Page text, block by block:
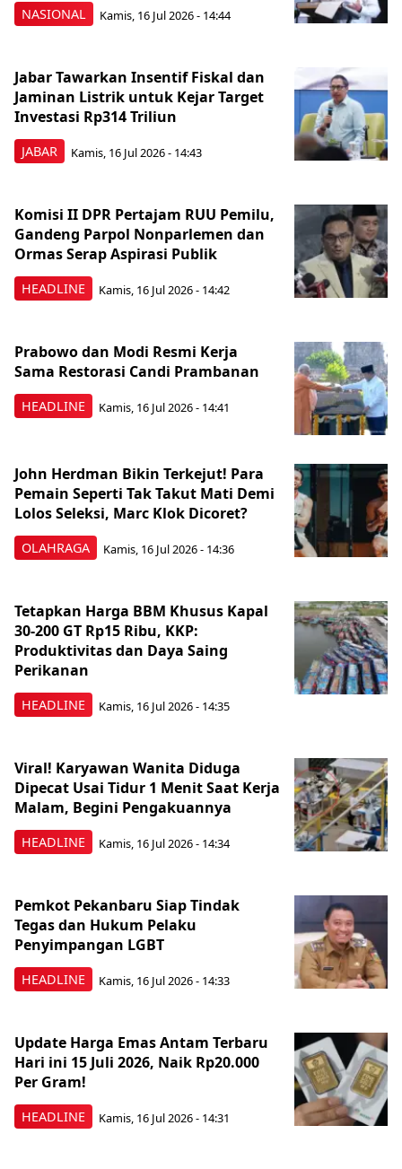
NASIONAL Kamis, 16 Jul 2026 - 14:44
JABAR
Jabar Tawarkan Insentif Fiskal dan
Jaminan Listrik untuk Kejar Target
Investasi Rp314 Triliun
Kamis, 16 Jul 2026 - 14:43
HEADLINE
Komisi II DPR Pertajam RUU Pemilu,
Gandeng Parpol Nonparlemen dan
Ormas Serap Aspirasi Publik
Kamis, 16 Jul 2026 - 14:42
HEADLINE
Prabowo dan Modi Resmi Kerja
Sama Restorasi Candi Prambanan
Kamis, 16 Jul 2026 - 14:41
OLAHRAGA
John Herdman Bikin Terkejut! Para
Pemain Seperti Tak Takut Mati Demi
Lolos Seleksi, Marc Klok Dicoret?
Kamis, 16 Jul 2026 - 14:36
HEADLINE
Tetapkan Harga BBM Khusus Kapal
30-200 GT Rp15 Ribu, KKP:
Produktivitas dan Daya Saing
Perikanan
Kamis, 16 Jul 2026 - 14:35
HEADLINE
Viral! Karyawan Wanita Diduga
Dipecat Usai Tidur 1 Menit Saat Kerja
Malam, Begini Pengakuannya
Kamis, 16 Jul 2026 - 14:34
HEADLINE
Pemkot Pekanbaru Siap Tindak
Tegas dan Hukum Pelaku
Penyimpangan LGBT
Kamis, 16 Jul 2026 - 14:33
HEADLINE
Update Harga Emas Antam Terbaru
Hari ini 15 Juli 2026, Naik Rp20.000
Per Gram!
Kamis, 16 Jul 2026 - 14:31